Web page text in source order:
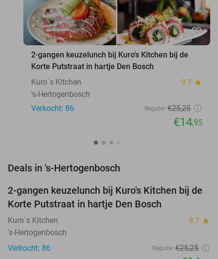
favorite_border
2-gangen keuzelunch bij Kuro's Kitchen bij de
Korte Putstraat in hartje Den Bosch
Kuro´s Kitchen
9.7 star
's-Hertogenbosch
Verkocht: 86
Regulier €25,25
€14,95
Deals in 's-Hertogenbosch
41%
2-gangen keuzelunch bij Kuro's Kitchen bij de
Korte Putstraat in hartje Den Bosch
Kuro´s Kitchen 9.7 star
's-Hertogenbosch
Verkocht: 86
Regulier €25,25